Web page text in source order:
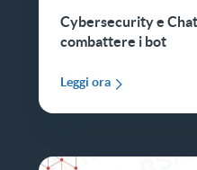
Cybersecurity e
combattere i bot
Leggi ora